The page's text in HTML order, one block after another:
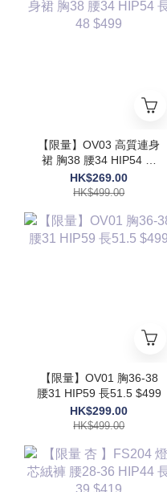
【限量】OV03 高質連身
裙 胸38 腰34 HIP54 長
48 $499
HK$269.00
HK$499.00
【限量】OV01 胸36-38
腰31 HIP59 長51.5 $499
HK$299.00
HK$499.00